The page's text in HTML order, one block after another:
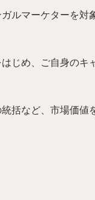
ルマーケターを
じめ、ご自身の
括など、市場価